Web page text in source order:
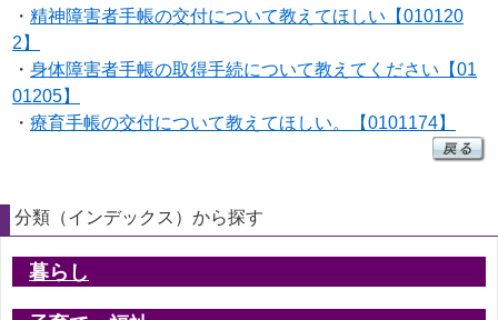
・ 精神障害者手帳の交付について教えてほしい【010120
2】
・ 身体障害者手帳の取得手続について教えてください【01
01205】
・ 療育手帳の交付について教えてほしい。【0101174】
分類（インデックス）から探す
暮らし